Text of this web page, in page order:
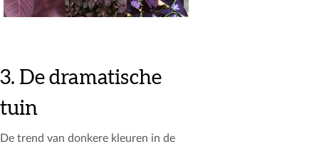
3. De dramatische
tuin
De trend van donkere kleuren in de